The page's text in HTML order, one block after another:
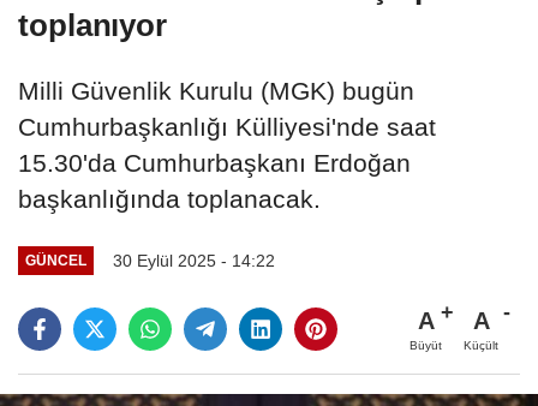
toplanıyor
Milli Güvenlik Kurulu (MGK) bugün
Cumhurbaşkanlığı Külliyesi'nde saat
15.30'da Cumhurbaşkanı Erdoğan
başkanlığında toplanacak.
GÜNCEL 30 Eylül 2025 - 14:22
A
Büyüt
A
Küçült